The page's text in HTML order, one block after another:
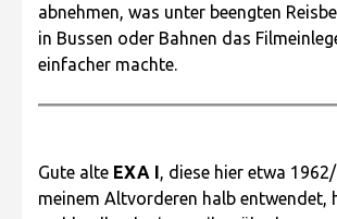
abnehmen, was unter beengten
in Bussen oder Bahnen das
einfacher machte.
Gute alte EXA I, diese hier etwa
meinem Altvorderen halb entwendet,